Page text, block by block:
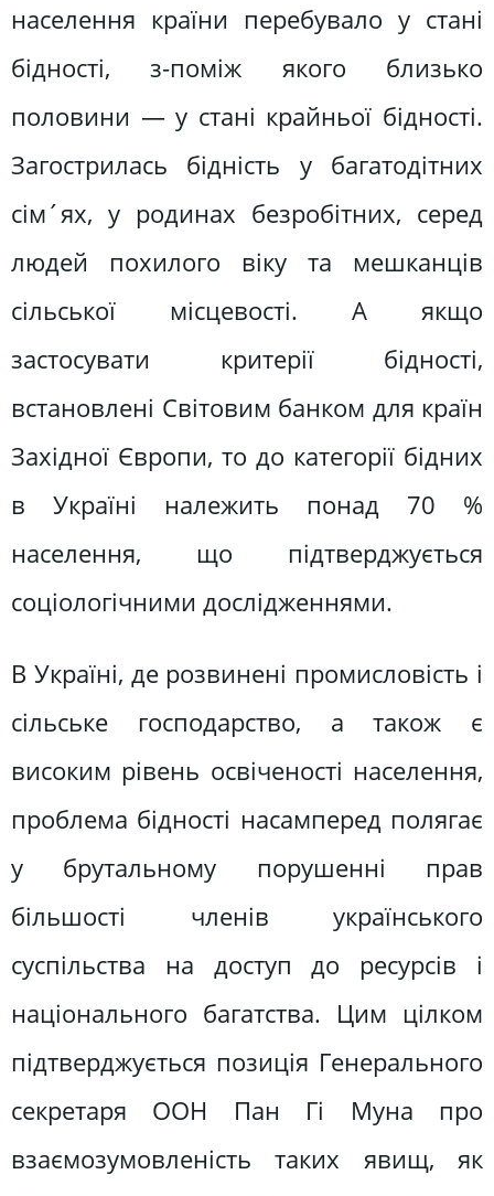
населення країни перебувало у стані
бідності, з-поміж якого близько
половини — у стані крайньої бідності.
Загострилась бідність у багатодітних
сім´ях, у родинах безробітних, серед
людей похилого віку та мешканців
сільської місцевості. А якщо
застосувати критерії бідності,
встановлені Світовим банком для країн
Західної Європи, то до категорії бідних
в Україні належить понад 70 %
населення, що підтверджується
соціологічними дослідженнями.
В Україні, де розвинені промисловість і
сільське господарство, а також є
високим рівень освіченості населення,
проблема бідності насамперед полягає
у брутальному порушенні прав
більшості членів українського
суспільства на доступ до ресурсів і
національного багатства. Цим цілком
підтверджується позиція Генерального
секретаря ООН Пан Гі Муна про
взаємозумовленість таких явищ, як